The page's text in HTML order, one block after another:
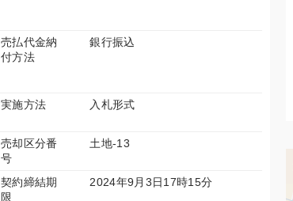
売払代金納
付方法
銀行振込
実施方法 入札形式
売却区分番
号
土地-13
契約締結期
限
2024年9月3日17時15分